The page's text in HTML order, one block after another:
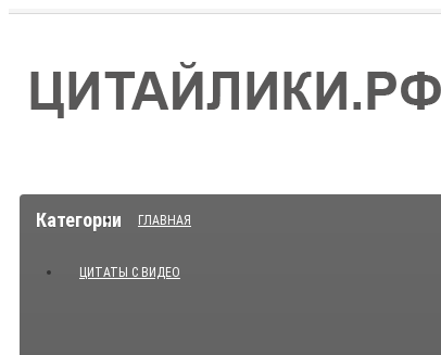
Категории ГЛАВНАЯ
ЦИТАТЫ С ВИДЕО